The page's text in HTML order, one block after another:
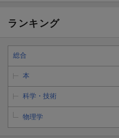
ランキング
総合
本
科学・技術
物理学